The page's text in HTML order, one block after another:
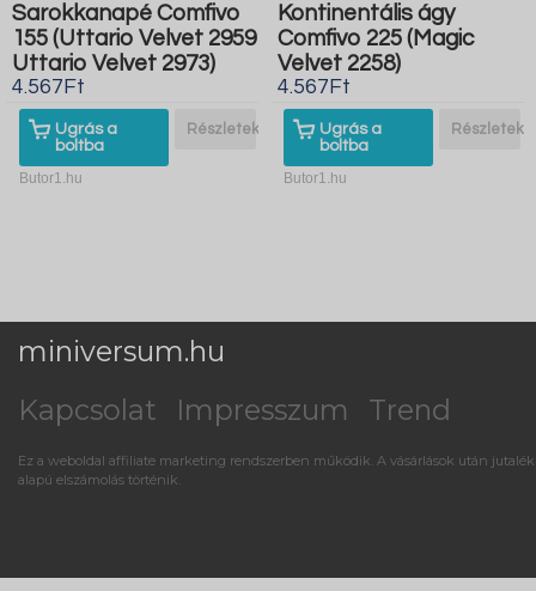
Sarokkanapé Comfivo
155 (Uttario Velvet 2959
Uttario Velvet 2973)
4.567Ft
Ugrás a
boltba
Részletek
Butor1.hu
Kontinentális ágy
Comfivo 225 (Magic
Velvet 2258)
4.567Ft
Ugrás a
boltba
Részletek
Butor1.hu
miniversum.hu
Kapcsolat
Impresszum Trend
Ez a weboldal affiliate marketing rendszerben működik. A vásárlások után jutalék
alapú elszámolás történik.